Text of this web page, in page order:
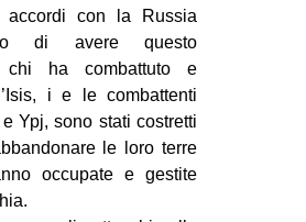
MIGRAZIONI
REPRESSIONE
STUDENTI
CULTURE
accordi con la Russia
di avere questo
chi ha combattuto e
i e le combattenti
Ypj, sono stati costretti
le loro terre
occupate e gestite